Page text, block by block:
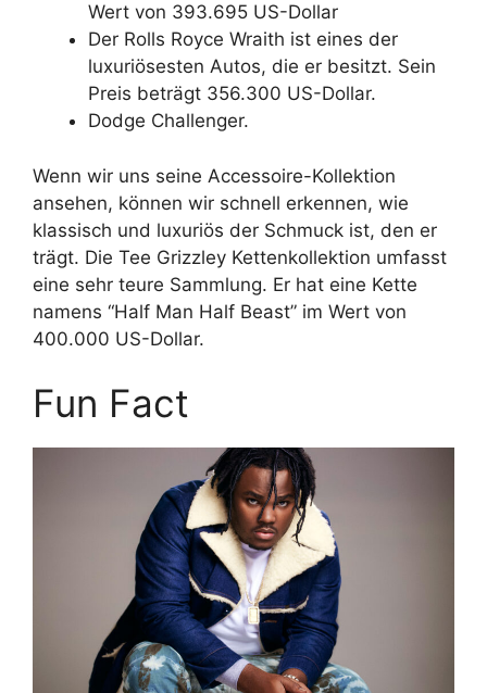
Wert von 393.695 US-Dollar
Der Rolls Royce Wraith ist eines der
luxuriösesten Autos, die er besitzt. Sein
Preis beträgt 356.300 US-Dollar.
Dodge Challenger.
Wenn wir uns seine Accessoire-Kollektion
ansehen, können wir schnell erkennen, wie
klassisch und luxuriös der Schmuck ist, den er
trägt. Die Tee Grizzley Kettenkollektion umfasst
eine sehr teure Sammlung. Er hat eine Kette
namens “Half Man Half Beast” im Wert von
400.000 US-Dollar.
Fun Fact